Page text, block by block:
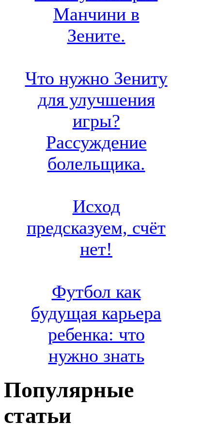
Манчини в
Зените.
Что нужно Зениту
для улучшения
игры?
Рассуждение
болельщика.
Исход
предсказуем, счёт
нет!
Футбол как
будущая карьера
ребенка: что
нужно знать
Популярные
статьи